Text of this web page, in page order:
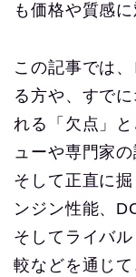
も価格や質感
この記事では
る方や、すで
れる「欠点」
ューや専門家
そして正直に
ンジン性能、
そしてライバ
較などを通じ